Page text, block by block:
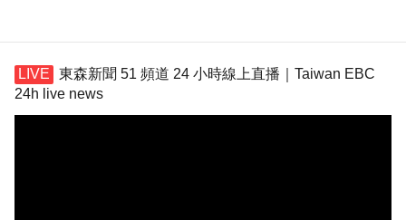
東森新聞 51 頻道 24 小時線上直播｜Taiwan EBC
24h live news